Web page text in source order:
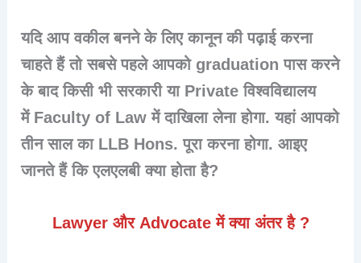
यदि आप वकील बनने के लिए कानून की पढ़ाई करना
चाहते हैं तो सबसे पहले आपको graduation पास करने
के बाद किसी भी सरकारी या Private विश्वविद्यालय
में Faculty of Law में दाखिला लेना होगा. यहां आपको
तीन साल का LLB Hons. पूरा करना होगा. आइए
जानते हैं कि एलएलबी क्या होता है?
Lawyer और Advocate में क्या अंतर है ?